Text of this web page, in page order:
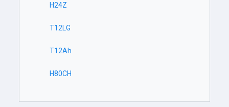
H24Z
T12LG
T12Ah
H80CH